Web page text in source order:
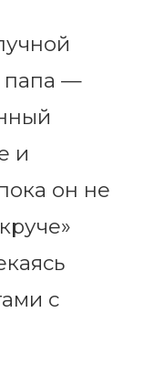
папа —
и
он не
с